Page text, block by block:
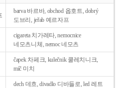
barva 바르바, obchod 옵호트, dobrý
도브리, jeřab 예르자프
cigareta 치가레타, nemocnice
네모츠니체, nemoc 네모츠
čapek 차페크, kulečnik 쿨레치니크,
míč 미치
dech 데흐, divadlo 디바들로, led 레트